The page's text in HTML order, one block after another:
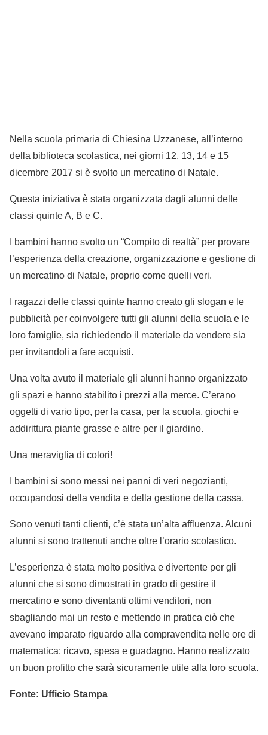
Nella scuola primaria di Chiesina Uzzanese, all’interno
della biblioteca scolastica, nei giorni 12, 13, 14 e 15
dicembre 2017 si è svolto un mercatino di Natale.
Questa iniziativa è stata organizzata dagli alunni delle
classi quinte A, B e C.
I bambini hanno svolto un “Compito di realtà” per provare
l’esperienza della creazione, organizzazione e gestione di
un mercatino di Natale, proprio come quelli veri.
I ragazzi delle classi quinte hanno creato gli slogan e le
pubblicità per coinvolgere tutti gli alunni della scuola e le
loro famiglie, sia richiedendo il materiale da vendere sia
per invitandoli a fare acquisti.
Una volta avuto il materiale gli alunni hanno organizzato
gli spazi e hanno stabilito i prezzi alla merce. C’erano
oggetti di vario tipo, per la casa, per la scuola, giochi e
addirittura piante grasse e altre per il giardino.
Una meraviglia di colori!
I bambini si sono messi nei panni di veri negozianti,
occupandosi della vendita e della gestione della cassa.
Sono venuti tanti clienti, c’è stata un’alta affluenza. Alcuni
alunni si sono trattenuti anche oltre l’orario scolastico.
L’esperienza è stata molto positiva e divertente per gli
alunni che si sono dimostrati in grado di gestire il
mercatino e sono diventanti ottimi venditori, non
sbagliando mai un resto e mettendo in pratica ciò che
avevano imparato riguardo alla compravendita nelle ore di
matematica: ricavo, spesa e guadagno. Hanno realizzato
un buon profitto che sarà sicuramente utile alla loro scuola.
Fonte: Ufficio Stampa